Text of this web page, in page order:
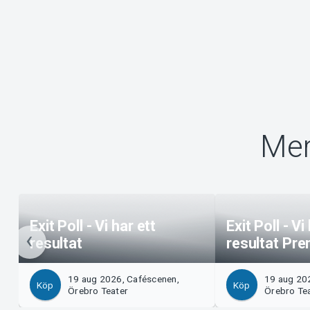
Exit Poll - Vi har ett
resultat
Köp
19 aug 2026, Caféscenen,
Örebro Teater
Exit Poll -
resultat
Köp
19 aug
Örebro